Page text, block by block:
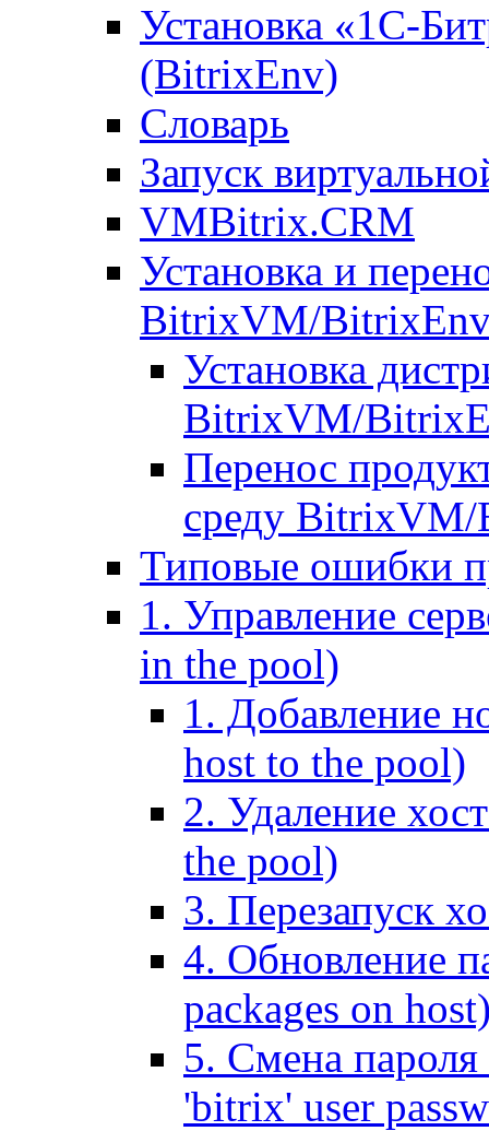
Установка «1С-
(BitrixEnv)
Словарь
Запуск
VMBitrix.CRM
Установка и
BitrixVM/
Установка
BitrixVM/
Перенос
среду
Типовые ошибки
1. Управление
in the pool)
1. Добавление
host to the pool)
2. Удаление
the pool)
3. Перезапуск
4. Обновление
packages on
5. Смена пароля
'bitrix' user